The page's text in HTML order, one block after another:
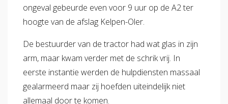
ongeval gebeurde even voor 9 uur op de A2 ter
hoogte van de afslag Kelpen-Oler.
De bestuurder van de tractor had wat glas in zijn
arm, maar kwam verder met de schrik vrij. In
eerste instantie werden de hulpdiensten massaal
gealarmeerd maar zij hoefden uiteindelijk niet
allemaal door te komen.